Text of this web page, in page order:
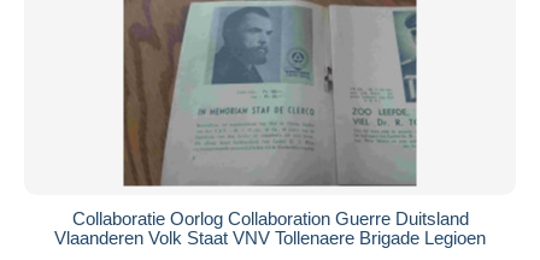
Collaboratie Oorlog Collaboration Guerre Duitsland
Vlaanderen Volk Staat VNV Tollenaere Brigade Legioen